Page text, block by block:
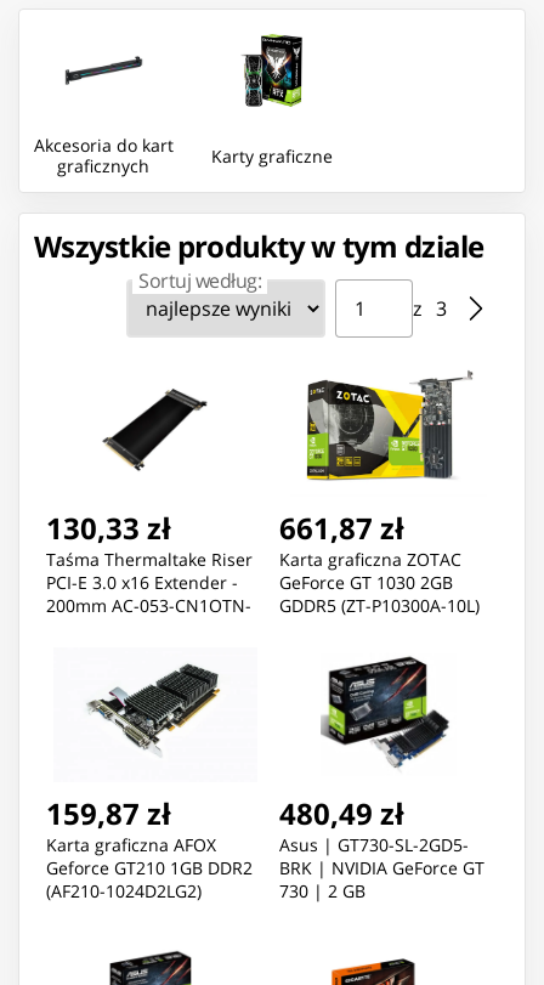
Akcesoria do kart
graficznych
Karty graficzne
Wszystkie produkty w tym dziale
Sortuj według: Strona ⁨1⁩ z ⁨3⁩
z ⁨3⁩
Przejdź do strony
130,33 zł
Taśma Thermaltake Riser
PCI-E 3.0 x16 Extender -
200mm AC-053-CN1OTN-
661,87 zł
Karta graficzna ZOTAC
GeForce GT 1030 2GB
GDDR5 (ZT-P10300A-10L)
159,87 zł
Karta graficzna AFOX
Geforce GT210 1GB DDR2
(AF210-1024D2LG2)
480,49 zł
Asus | GT730-SL-2GD5-
BRK | NVIDIA GeForce GT
730 | 2 GB